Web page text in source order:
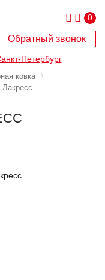
0
Обратный звонок
Петербург
ковка
Лакресс